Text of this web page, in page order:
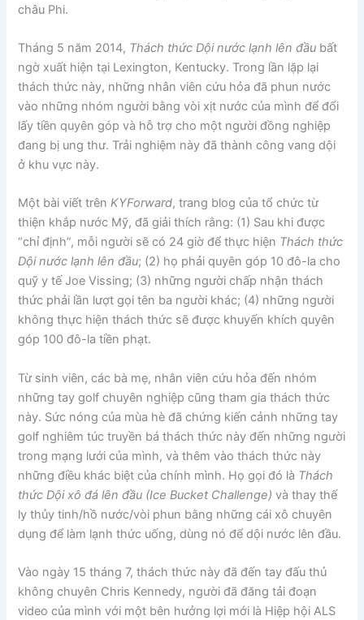
châu Phi.
Tháng 5 năm 2014, Thách thức Dội nước lạnh lên đầu bất
ngờ xuất hiện tại Lexington, Kentucky. Trong lần lặp lại
thách thức này, những nhân viên cứu hỏa đã phun nước
vào những nhóm người bằng vòi xịt nước của mình để đổi
lấy tiền quyên góp và hỗ trợ cho một người đồng nghiệp
đang bị ung thư. Trải nghiệm này đã thành công vang dội
ở khu vực này.
Một bài viết trênKYForward, trang blog của tổ chức từ
thiện khắp nước Mỹ, đã giải thích rằng: (1) Sau khi được
“chỉ định”, mỗi người sẽ có 24 giờ để thực hiện Thách thức
Dội nước lạnh lên đầu; (2) họ phải quyên góp 10 đô-la cho
quỹ y tế Joe Vissing; (3) những người chấp nhận thách
thức phải lần lượt gọi tên ba người khác; (4) những người
không thực hiện thách thức sẽ được khuyến khích quyên
góp 100 đô-la tiền phạt.
Từ sinh viên, các bà mẹ, nhân viên cứu hỏa đến nhóm
những tay golf chuyên nghiệp cũng tham gia thách thức
này. Sức nóng của mùa hè đã chứng kiến cảnh những tay
golf nghiêm túc truyền bá thách thức này đến những người
trong mạng lưới của mình, và thêm vào thách thức này
những điều khác biệt của chính mình. Họ gọi đó là Thách
thức Dội xô đá lên đầu (Ice Bucket Challenge) và thay thế
ly thủy tinh/hồ nước/vòi phun bằng những cái xô chuyên
dụng để làm lạnh thức uống, dùng nó để dội nước lên đầu.
Vào ngày 15 tháng 7, thách thức này đã đến tay đấu thủ
không chuyên Chris Kennedy, người đã đăng tải đoạn
video của mình với một bên hưởng lợi mới là Hiệp hội ALS